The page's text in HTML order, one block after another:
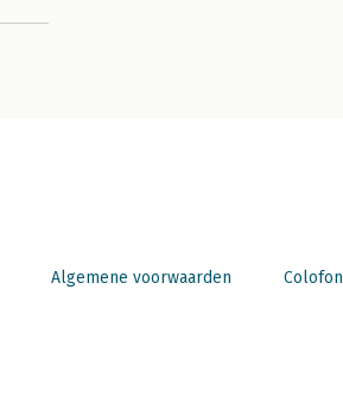
Algemene voorwaarden Colofon